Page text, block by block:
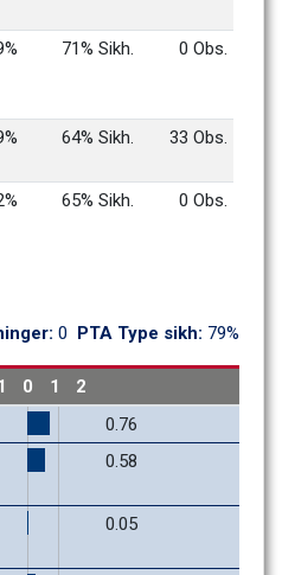
71% Sikh. 0 Obs.
64% Sikh. 33 Obs.
65% Sikh. 0 Obs.
0 PTA Type sikh: 79%
0 1
2
0.76
0.58
0.05